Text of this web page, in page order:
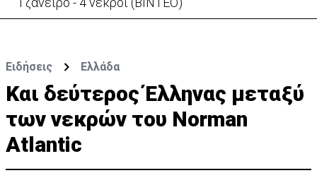
Ειδήσεις Ελλάδα
Και δεύτερος Έλληνας μεταξύ
των νεκρών του Norman
Atlantic